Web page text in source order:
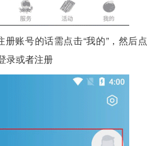
账号的话需点击“我的”，然后点
录或者注册